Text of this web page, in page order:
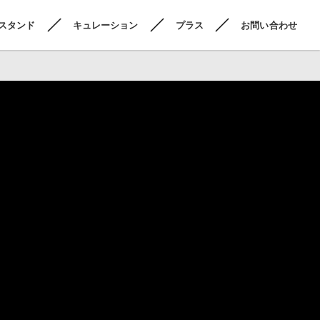
タンド キュレーション プラス お問い合わせ